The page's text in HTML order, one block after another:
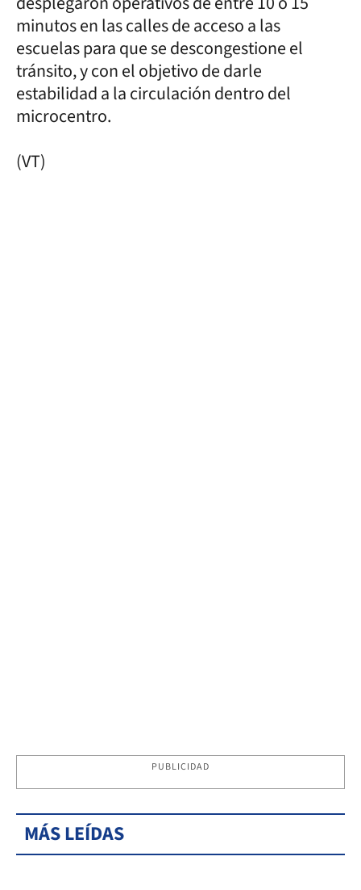
minutos en las calles de acceso a las
escuelas para que se descongestione el
tránsito, y con el objetivo de darle
estabilidad a la circulación dentro del
microcentro.
(VT)
PUBLICIDAD
MÁS LEÍDAS